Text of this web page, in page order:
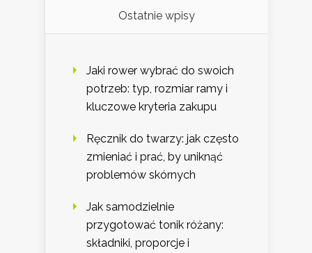
Ostatnie wpisy
Jaki rower wybrać do swoich
potrzeb: typ, rozmiar ramy i
kluczowe kryteria zakupu
Ręcznik do twarzy: jak często
zmieniać i prać, by uniknąć
problemów skórnych
Jak samodzielnie
przygotować tonik różany:
składniki, proporcje i